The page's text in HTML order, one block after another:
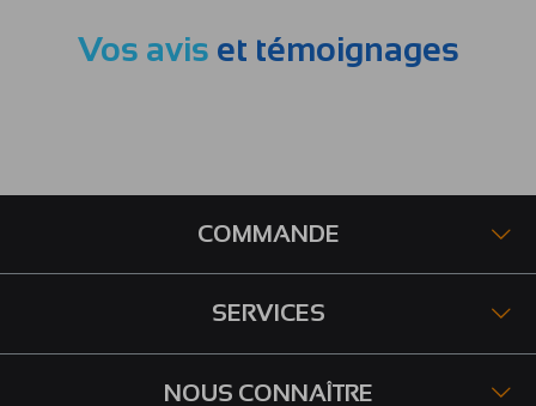
Vos avis et témoignages
COMMANDE
SERVICES
NOUS CONNAÎTRE